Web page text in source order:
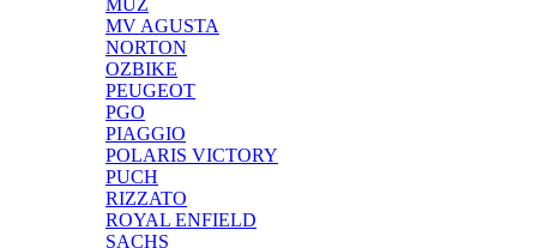
MUZ
MV AGUSTA
NORTON
OZBIKE
PEUGEOT
PGO
PIAGGIO
POLARIS VICTORY
PUCH
RIZZATO
ROYAL ENFIELD
SACHS